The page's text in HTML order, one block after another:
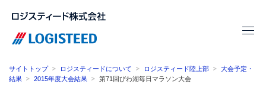
サイトトップ ロジスティードについて ロジスティード陸上部
大会予定・
結果
2015年度大会結果 第71回びわ湖毎日マラソン大会